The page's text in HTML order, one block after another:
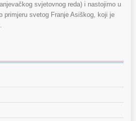
svjetovnog reda) i nastojimo u
primjeru svetog Franje Asiškog, koji je